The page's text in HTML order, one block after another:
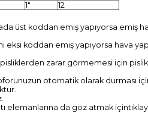
1" 12
üst koddan emiş yapıyorsa emiş
koddan emiş yapıyorsa hava
zarar görmemesi için
otomatik olarak durması
elemanlarına da göz atmak için